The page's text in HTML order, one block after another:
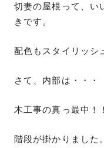
切妻の屋根って、い
きです。
配色もスタイリッシ
さて、内部は・・・
木工事の真っ最中！！
階段が掛かりました